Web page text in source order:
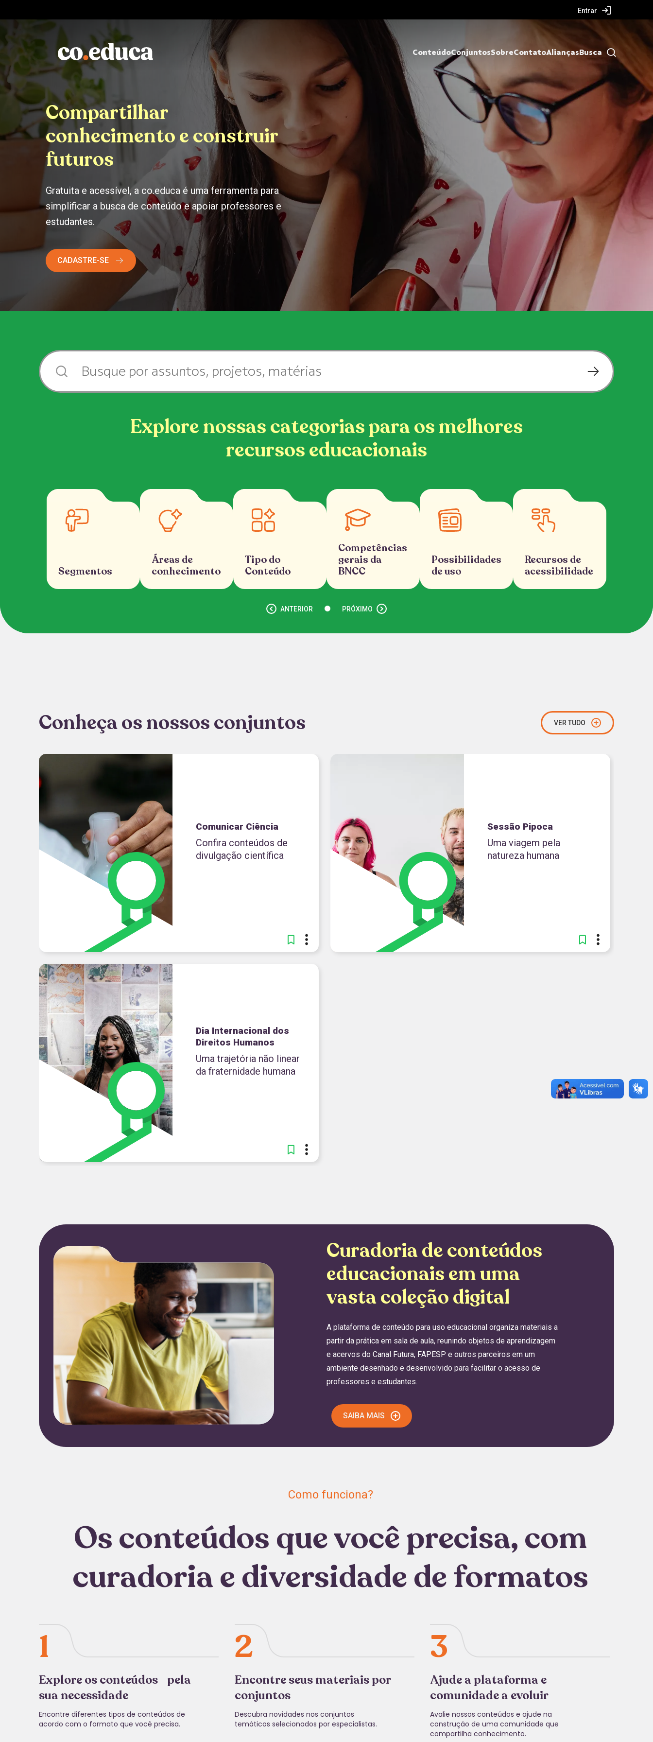
Entrar
ConteúdoConjuntosSobreContatoAliançasBusca
Compartilhar
conhecimento e construir
futuros
Gratuita e acessível, a co.educa é uma ferramenta para
simplificar a busca de conteúdo e apoiar professores e
estudantes.
CADASTRE-SE
Explore nossas categorias para os melhores
recursos educacionais
Segmentos
Áreas de
conhecimento
Tipo do
Conteúdo
Competências
gerais da
BNCC
Possibilidades
de uso
Recursos de
acessibilidade
ANTERIOR PRÓXIMO
Conheça os nossos conjuntos VER TUDO
Comunicar Ciência
Confira conteúdos de
divulgação científica
Sessão Pipoca
Uma viagem pela
natureza humana
Dia Internacional dos
Direitos Humanos
Uma trajetória não linear
da fraternidade humana
Curadoria de conteúdos
educacionais em uma
vasta coleção digital
A plataforma de conteúdo para uso educacional organiza materiais a
partir da prática em sala de aula, reunindo objetos de aprendizagem
e acervos do Canal Futura, FAPESP e outros parceiros em um
ambiente desenhado e desenvolvido para facilitar o acesso de
professores e estudantes.
SAIBA MAIS
Como funciona?
Os conteúdos que você precisa, com
curadoria e diversidade de formatos
1
Explore os conteúdos pela
sua necessidade
Encontre diferentes tipos de conteúdos de
acordo com o formato que você precisa.
2
Encontre seus materiais por
conjuntos
Descubra novidades nos conjuntos
temáticos selecionados por especialistas.
3
Ajude a plataforma e
comunidade a evoluir
Avalie nossos conteúdos e ajude na
construção de uma comunidade que
compartilha conhecimento.